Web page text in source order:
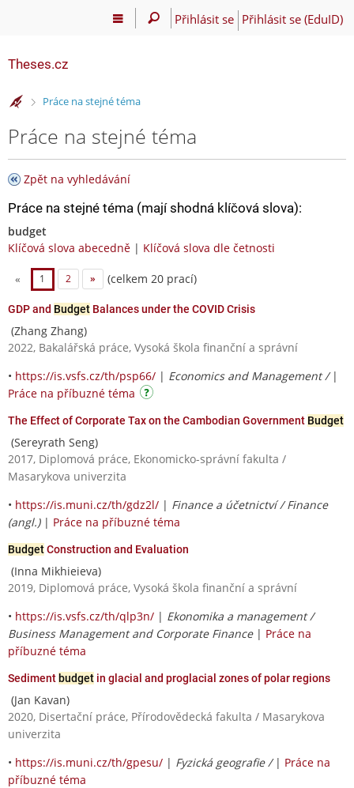
Přihlásit se Přihlásit se (EduID)
Theses.cz
>Práce na stejné téma
Práce na stejné téma
Zpět na vyhledávání
Práce na stejné téma (mají shodná klíčová slova):
budget
Klíčová slova abecedně | Klíčová slova dle četnosti
« 1 2 » (celkem 20 prací)
GDP and Budget Balances under the COVID Crisis
(Zhang Zhang)
2022, Bakalářská práce, Vysoká škola finanční a správní
• https://is.vsfs.cz/th/psp66/ | Economics and Management / |
Práce na příbuzné téma
The Effect of Corporate Tax on the Cambodian Government Budget
(Sereyrath Seng)
2017, Diplomová práce, Ekonomicko-správní fakulta /
Masarykova univerzita
• https://is.muni.cz/th/gdz2l/ | Finance a účetnictví / Finance
(angl.)| Práce na příbuzné téma
BudgetConstruction and Evaluation
(Inna Mikhieieva)
2019, Diplomová práce, Vysoká škola finanční a správní
• https://is.vsfs.cz/th/qlp3n/ | Ekonomika a management /
Business Management and Corporate Finance| Práce na
příbuzné téma
Sediment budget in glacial and proglacial zones of polar regions
(Jan Kavan)
2020, Disertační práce, Přírodovědecká fakulta / Masarykova
univerzita
• https://is.muni.cz/th/gpesu/ | Fyzická geografie / | Práce na
příbuzné téma